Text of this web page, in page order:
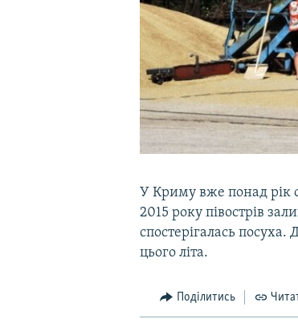
У Криму вже понад рік
2015 року півострів
спостерігалась
цього літа.
Поділитись